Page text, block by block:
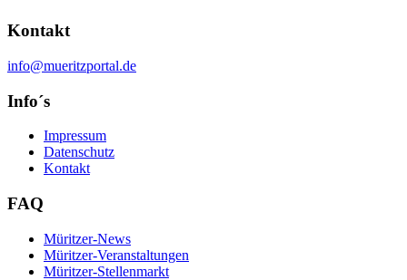
Kontakt
info@mueritzportal.de
Info´s
Impressum
Datenschutz
Kontakt
FAQ
Müritzer-News
Müritzer-Veranstaltungen
Müritzer-Stellenmarkt